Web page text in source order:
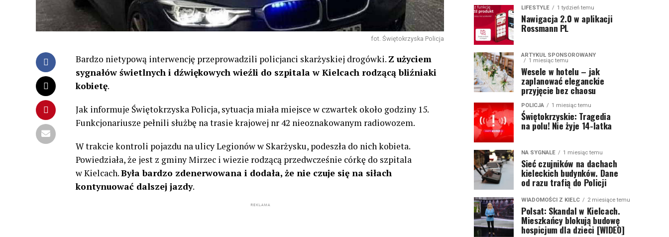
fot. Świętokrzyska Policja
Bardzo nietypową interwencję przeprowadzili policjanci skarżyskiej drogówki. Z użyciem
sygnałów świetlnych i dźwiękowych wieźli do szpitala w Kielcach rodzącą bliźniaki
kobietę.
Jak informuje Świętokrzyska Policja, sytuacja miała miejsce w czwartek około godziny 15.
Funkcjonariusze pełnili służbę na trasie krajowej nr 42 nieoznakowanym radiowozem.
W trakcie kontroli pojazdu na ulicy Legionów w Skarżysku, podeszła do nich kobieta.
Powiedziała, że jest z gminy Mirzec i wiezie rodzącą przedwcześnie córkę do szpitala
w Kielcach.Była bardzo zdenerwowana i dodała, że nie czuje się na siłach
kontynuować dalszej jazdy.
LIFESTYLE 1 tydzień temu
Nawigacja 2.0 w aplikacji
Rossmann PL
ARTYKUŁ SPONSOROWANY
1 miesiąc temu
Wesele w hotelu – jak
zaplanować eleganckie
przyjęcie bez chaosu
POLICJA 1 miesiąc temu
Świętokrzyskie: Tragedia
na polu! Nie żyje 14-latka
NA SYGNALE 1 miesiąc temu
Sieć czujników na dachach
kieleckich budynków. Dane
od razu trafią do Policji
WIADOMOŚCI Z KIELC 2 miesiące temu
Polsat: Skandal w Kielcach.
Mieszkańcy blokują budowę
hospicjum dla dzieci [WIDEO]